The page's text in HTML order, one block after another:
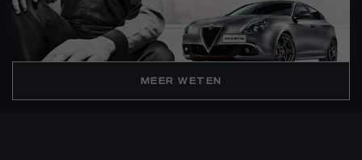
MEER WETEN